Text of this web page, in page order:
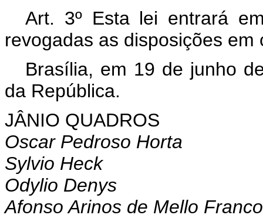
Art. 3º Esta lei entrará
revogadas as disposições em
Brasília, em 19 de junho
da República.
JÂNIO QUADROS
Oscar Pedroso Horta
Sylvio Heck
Odylio Denys
Afonso Arinos de Mello Franco